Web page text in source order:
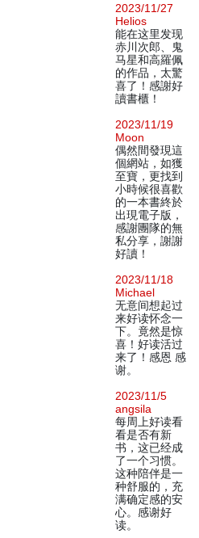
2023/11/27
Helios
能在这里发现
赤川次郎、鬼
马星和高羅佩
的作品，太驚
喜了！感謝好
讀書櫃！
2023/11/19
Moon
偶然間發現這
個網站，如獲
至寶，更找到
小時候很喜歡
的一本書終於
出現電子版，
感謝團隊的無
私分享，謝謝
好讀！
2023/11/18
Michael
无意间想起过
来好读怀念一
下。竟然是惊
喜！好读活过
来了！感恩 感
谢。
2023/11/5
angsila
每周上好读看
看是否有新
书，这已经成
了一个习惯。
这种陪伴是一
种舒服的，充
满确定感的安
心。感谢好
读。